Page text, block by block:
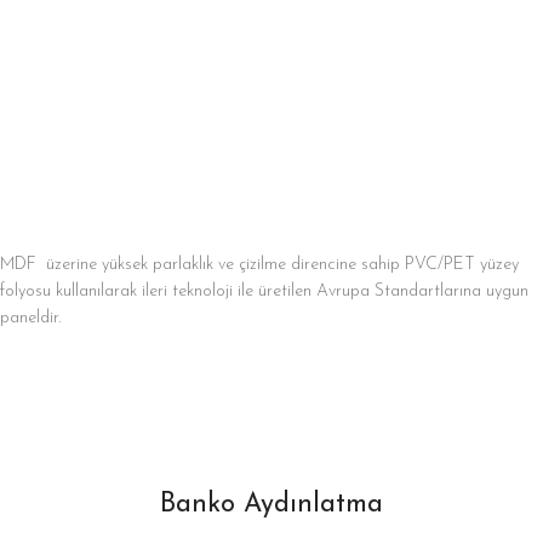
MDF üzerine yüksek parlaklık ve çizilme direncine sahip PVC/PET yüzey
folyosu kullanılarak ileri teknoloji ile üretilen Avrupa Standartlarına uygun
paneldir.
Banko Aydınlatma